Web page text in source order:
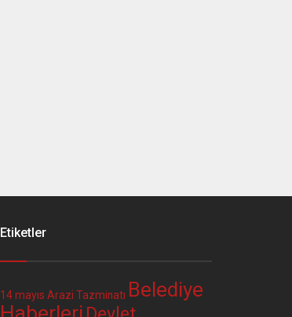
Etiketler
14 mayıs Arazi Tazminatı Belediye